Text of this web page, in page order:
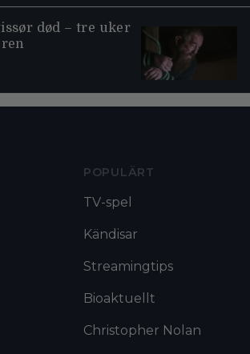
død – tre uker
POPULÄRT
TV-spel
Kändisar
Streamingtips
Bioaktuellt
Christopher Nolan